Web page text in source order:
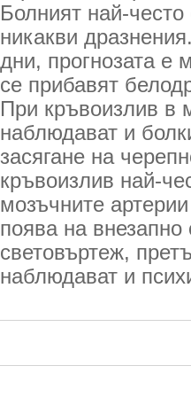
Болният най-
никакви
дни, прогнозата е
се прибавят
При кръвоизлив в
наблюдават и
засягане на
кръвоизлив най-
мозъчните
поява на
световъртеж,
наблюдават и